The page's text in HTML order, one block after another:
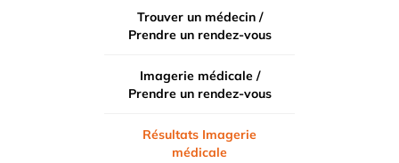
Trouver un médecin /
Prendre un rendez-vous
Imagerie médicale /
Prendre un rendez-vous
Résultats Imagerie
médicale